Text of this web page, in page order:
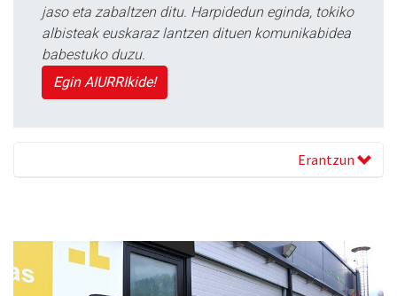
jaso eta zabaltzen ditu. Harpidedun eginda, tokiko
albisteak euskaraz lantzen dituen komunikabidea
babestuko duzu.
Egin AIURRIkide!
Erantzun